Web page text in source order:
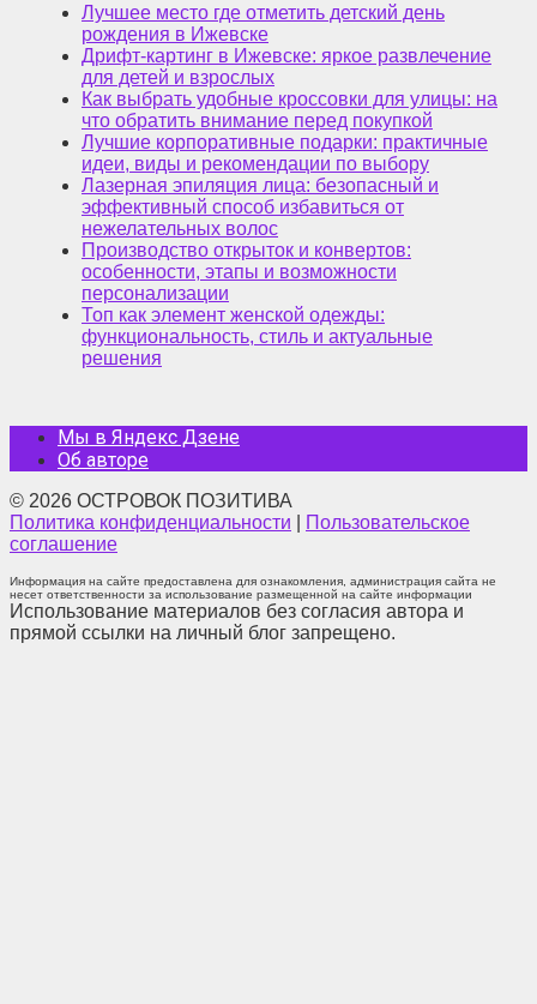
Лучшее место где отметить детский день
рождения в Ижевске
Дрифт-картинг в Ижевске: яркое развлечение
для детей и взрослых
Как выбрать удобные кроссовки для улицы: на
что обратить внимание перед покупкой
Лучшие корпоративные подарки: практичные
идеи, виды и рекомендации по выбору
Лазерная эпиляция лица: безопасный и
эффективный способ избавиться от
нежелательных волос
Производство открыток и конвертов:
особенности, этапы и возможности
персонализации
Топ как элемент женской одежды:
функциональность, стиль и актуальные
решения
Мы в Яндекс Дзене
Об авторе
© 2026 ОСТРОВОК ПОЗИТИВА
Политика конфиденциальности
Пользовательское
соглашение
Информация на сайте предоставлена для ознакомления, администрация сайта не
несет ответственности за использование размещенной на сайте информации
Использование материалов без согласия автора и
прямой ссылки на личный блог запрещено.